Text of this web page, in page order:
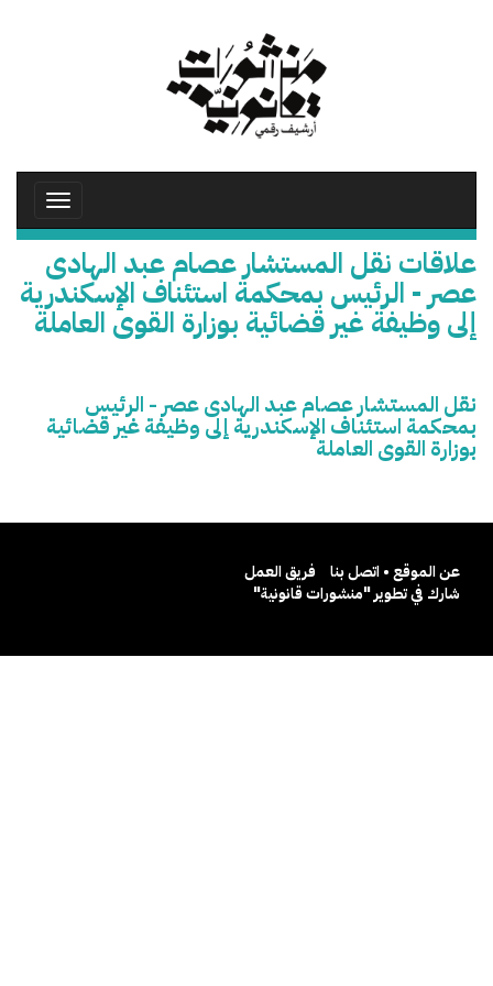
Toggle
علاقات نقل المستشار عصام عبد الهادى
عصر - الرئيس بمحكمة استئناف الإسكندرية
إلى وظيفة غير قضائية بوزارة القوى العاملة
نقل المستشار عصام عبد الهادى عصر - الرئيس
بمحكمة استئناف الإسكندرية إلى وظيفة غير قضائية
بوزارة القوى العاملة
عن الموقع • اتصل بنا
فريق العمل
شارك في تطوير "منشورات قانونية"